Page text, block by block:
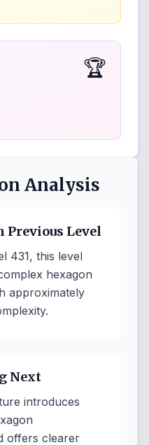
🏆
Analysis
Level
431, this level
hexagon
approximately
Next
introduces
offers clearer